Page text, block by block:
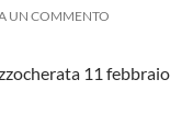
UN COMMENTO
11 febbraio